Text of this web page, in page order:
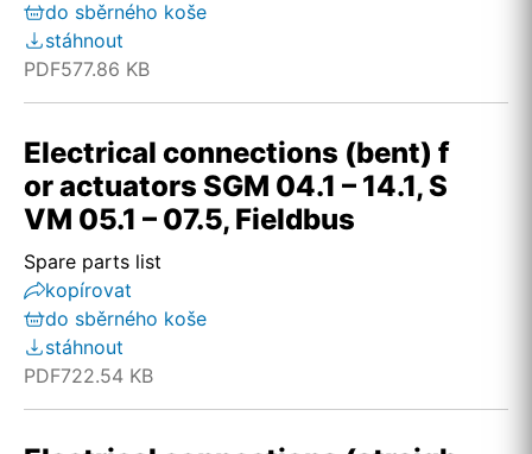
do sběrného koše
stáhnout
PDF577.86 KB
Electrical connections (bent) f
or actuators SGM 04.1 – 14.1, S
VM 05.1 – 07.5, Fieldbus
Spare parts list
kopírovat
do sběrného koše
stáhnout
PDF722.54 KB